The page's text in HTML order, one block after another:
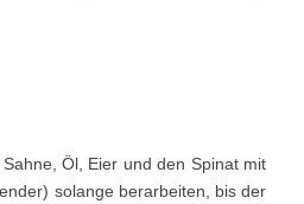
Öl, Eier und den Spinat mit
solange berarbeiten, bis der